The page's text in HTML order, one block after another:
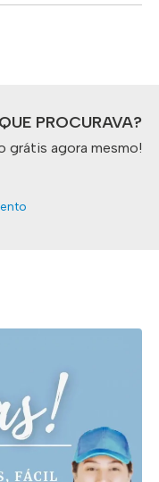
PROCURAVA?
grátis agora mesmo!